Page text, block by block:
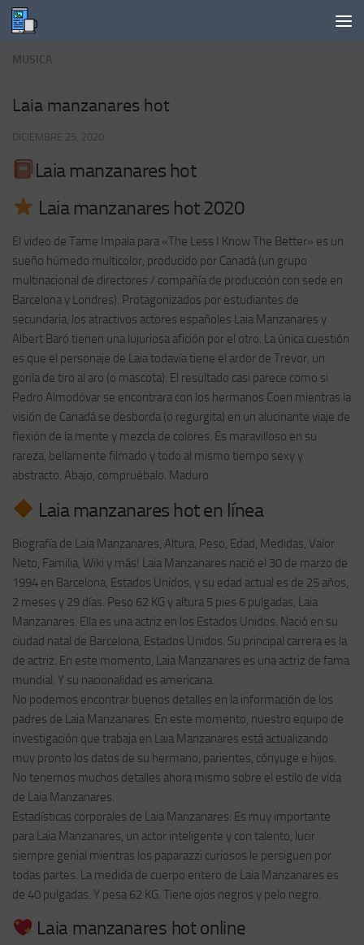
Saltar al contenido
MUSICA
Laia manzanares hot
DICIEMBRE 25, 2020
Laia manzanares hot
Laia manzanares hot 2020
El video de Tame Impala para «The Less I Know The Better» es un
sueño húmedo multicolor, producido por Canadá (un grupo
multinacional de directores / compañía de producción con sede en
Barcelona y Londres). Protagonizados por estudiantes de
secundaria, los atractivos actores españoles Laia Manzanares y
Albert Baró tienen una lujuriosa afición por el otro. La única cuestión
es que el personaje de Laia todavía tiene el ardor de Trevor, un
gorila de tiro al aro (o mascota). El resultado casi parece como si
Pedro Almodóvar se encontrara con los hermanos Coen mientras la
visión de Canadá se desborda (o regurgita) en un alucinante viaje de
flexión de la mente y mezcla de colores. Es maravilloso en su
rareza, bellamente filmado y todo al mismo tiempo sexy y
abstracto. Abajo, compruébalo. Maduro.
Laia manzanares hot en línea
Biografía de Laia Manzanares, Altura, Peso, Edad, Medidas, Valor
Neto, Familia, Wiki y más! Laia Manzanares nació el 30 de marzo de
1994 en Barcelona, Estados Unidos, y su edad actual es de 25 años,
2 meses y 29 días. Peso 62 KG y altura 5 pies 6 pulgadas, Laia
Manzanares. Ella es una actriz en los Estados Unidos. Nació en su
ciudad natal de Barcelona, Estados Unidos. Su principal carrera es la
de actriz. En este momento, Laia Manzanares es una actriz de fama
mundial. Y su nacionalidad es americana.
No podemos encontrar buenos detalles en la información de los
padres de Laia Manzanares. En este momento, nuestro equipo de
investigación que trabaja en Laia Manzanares está actualizando
muy pronto los datos de su hermano, parientes, cónyuge e hijos.
No tenemos muchos detalles ahora mismo sobre el estilo de vida
de Laia Manzanares.
Estadísticas corporales de Laia Manzanares: Es muy importante
para Laia Manzanares, un actor inteligente y con talento, lucir
siempre genial mientras los paparazzi curiosos le persiguen por
todas partes. La medida de cuerpo entero de Laia Manzanares es
de 40 pulgadas. Y pesa 62 KG. Tiene ojos negros y pelo negro.
Laia manzanares hot online